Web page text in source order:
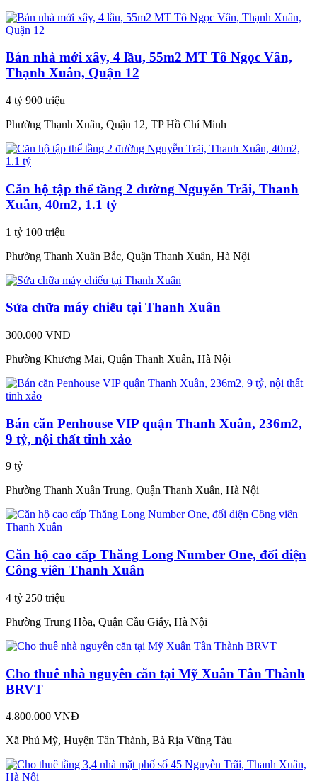
Bán nhà mới xây, 4 lầu, 55m2 MT Tô Ngọc Vân,
Thạnh Xuân, Quận 12
4 tỷ 900 triệu
Phường Thạnh Xuân, Quận 12, TP Hồ Chí Minh
Căn hộ tập thể tầng 2 đường Nguyễn Trãi, Thanh
Xuân, 40m2, 1.1 tỷ
1 tỷ 100 triệu
Phường Thanh Xuân Bắc, Quận Thanh Xuân, Hà Nội
Sửa chữa máy chiếu tại Thanh Xuân
300.000 VNĐ
Phường Khương Mai, Quận Thanh Xuân, Hà Nội
Bán căn Penhouse VIP quận Thanh Xuân, 236m2,
9 tỷ, nội thất tinh xảo
9 tỷ
Phường Thanh Xuân Trung, Quận Thanh Xuân, Hà Nội
Căn hộ cao cấp Thăng Long Number One, đối diện
Công viên Thanh Xuân
4 tỷ 250 triệu
Phường Trung Hòa, Quận Cầu Giấy, Hà Nội
Cho thuê nhà nguyên căn tại Mỹ Xuân Tân Thành
BRVT
4.800.000 VNĐ
Xã Phú Mỹ, Huyện Tân Thành, Bà Rịa Vũng Tàu